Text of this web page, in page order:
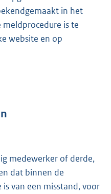
in het
is te
website en op
medewerker of derde,
dat binnen de
van een misstand, voor